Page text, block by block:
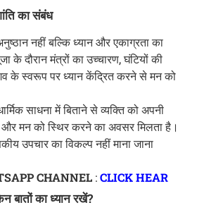
का संबंध
नहीं बल्कि ध्यान और एकाग्रता का
के दौरान मंत्रों का उच्चारण, घंटियों की
के स्वरूप पर ध्यान केंद्रित करने से मन को
साधना में बिताने से व्यक्ति को अपनी
और मन को स्थिर करने का अवसर मिलता है।
उपचार का विकल्प नहीं माना जाना
CHANNEL:CLICK HEAR
बातों का ध्यान रखें?